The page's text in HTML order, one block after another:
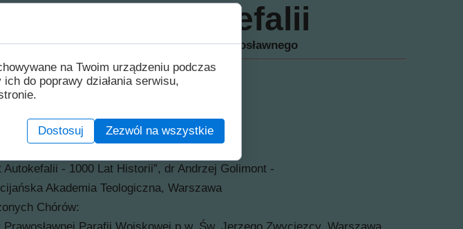
100-lecia Autokefalii
Polskiego Autokefalicznego Kościoła Prawosławnego
12.10.2024 (sobota), godz. 14:00
Dziękczynne)
Autokefalii - 1000 Lat Historii”, dr Andrzej Golimont -
Akademia Teologiczna, Warszawa
Chórów:
na Twoim urządzeniu podczas
do poprawy działania serwisu,
Dostosuj Zezwól na wszystkie